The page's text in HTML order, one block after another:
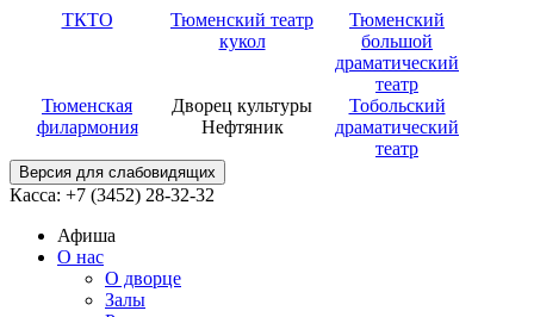
ТКТО
Тюменский театр
кукол
Тюменский
большой
драматический
театр
Тюменская
филармония
Дворец культуры
Нефтяник
Тобольский
драматический
театр
Версия для слабовидящих
Касса: +7 (3452) 28-32-32
Афиша
О нас
О дворце
Залы